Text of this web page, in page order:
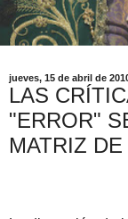
jueves, 15 de abril de
LAS
"ERROR"
MATRIZ